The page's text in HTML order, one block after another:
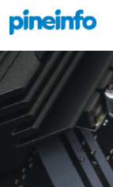
콘텐츠로
건너뛰기
파인인포 홈으로 이동